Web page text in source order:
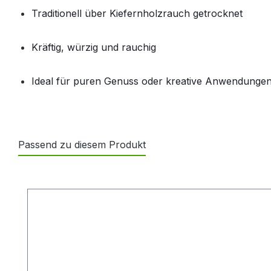
Traditionell über Kiefernholzrauch getrocknet
Kräftig, würzig und rauchig
Ideal für puren Genuss oder kreative
Passend zu diesem Produkt